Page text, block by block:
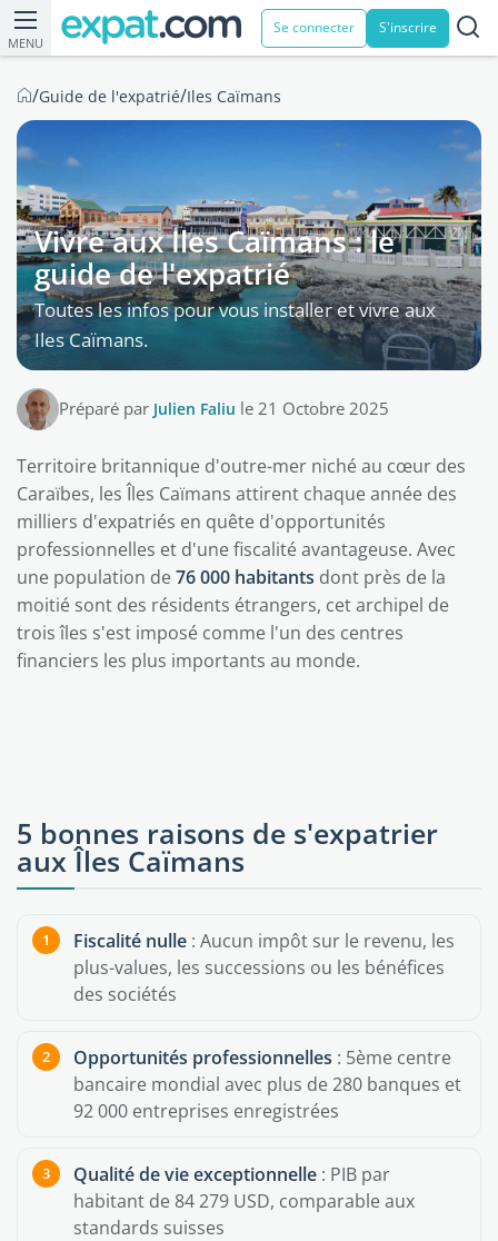
MENU
Se connecter S'inscrire
/Guide de l'expatrié/Iles Caïmans
Vivre aux Iles Caïmans : le
guide de l'expatrié
Toutes les infos pour vous installer et vivre aux
Iles Caïmans.
Préparé par Julien Faliu le 21 Octobre 2025
Territoire britannique d'outre-mer niché au cœur des
Caraïbes, les Îles Caïmans attirent chaque année des
milliers d'expatriés en quête d'opportunités
professionnelles et d'une fiscalité avantageuse. Avec
une population de76 000 habitants dont près de la
moitié sont des résidents étrangers, cet archipel de
trois îles s'est imposé comme l'un des centres
financiers les plus importants au monde.
5 bonnes raisons de s'expatrier
aux Îles Caïmans
Fiscalité nulle : Aucun impôt sur le revenu, les
plus-values, les successions ou les bénéfices
des sociétés
Opportunités professionnelles : 5ème centre
bancaire mondial avec plus de 280 banques et
92 000 entreprises enregistrées
Qualité de vie exceptionnelle : PIB par
habitant de 84 279 USD, comparable aux
standards suisses